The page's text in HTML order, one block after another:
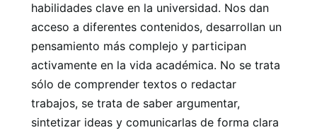
habilidades clave en la universidad. Nos dan
acceso a diferentes contenidos, desarrollan un
pensamiento más complejo y participan
activamente en la vida académica. No se trata
sólo de comprender textos o redactar
trabajos, se trata de saber argumentar,
sintetizar ideas y comunicarlas de forma clara